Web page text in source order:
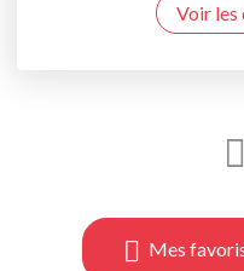
Voir les
Mes